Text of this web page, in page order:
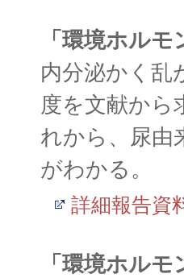
「環境ホル
内分泌かく乱
度を文献から
れから、尿由
がわかる。
詳細報告資
「環境ホル